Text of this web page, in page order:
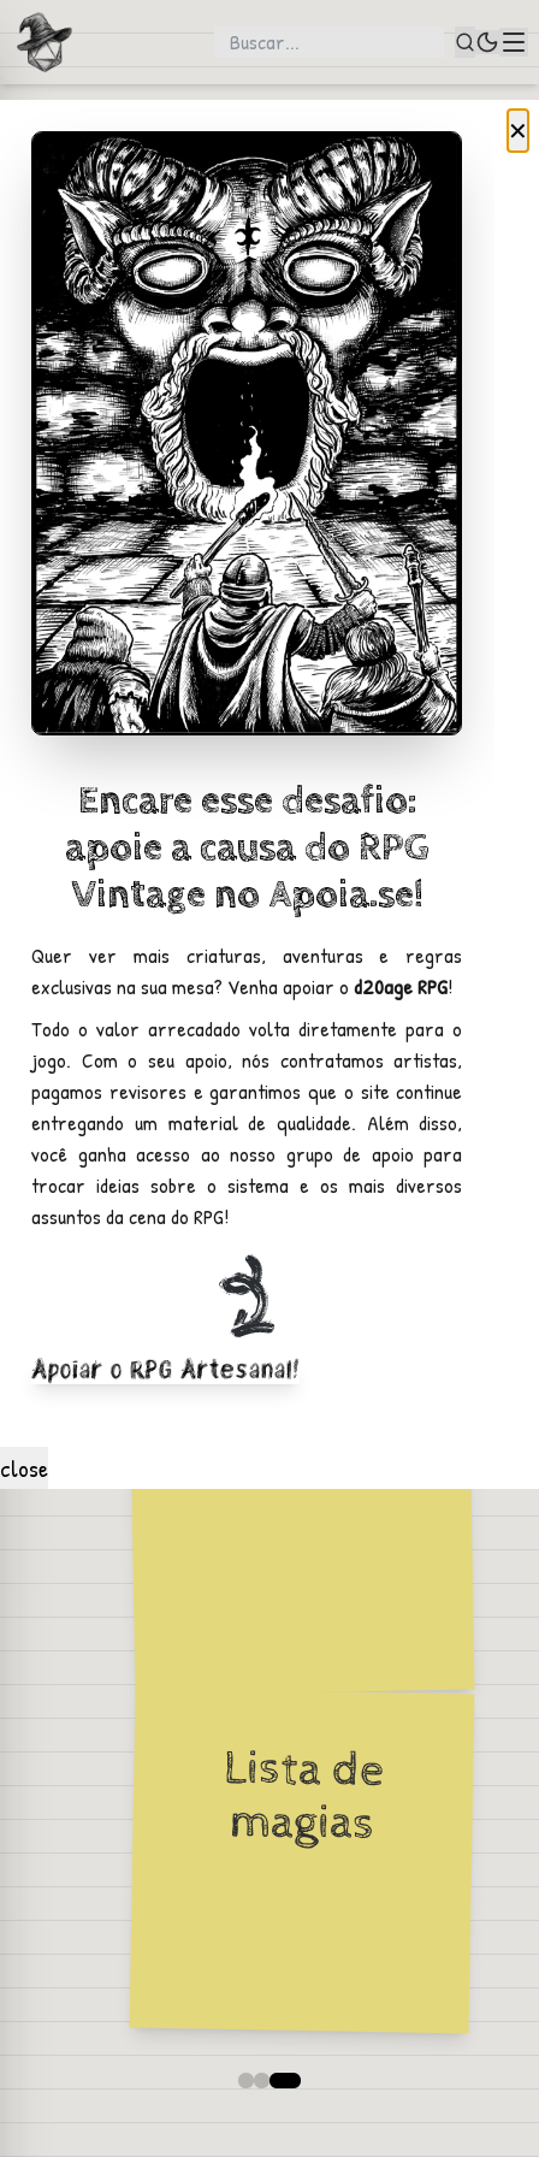
Salve, salve!
Este site é uma SRD (Sistema de Referência do
Documento) do Livro Básico ded20age RPG
Materiais Adicionais chancelados por Quiral
Alquimista. Clique emSobrepara mais informações
Adquira mais XPclicando aqui!
Índice Rápido
Encantar
criaturas
Lista de
magias
✕
Encare esse desafio:
apoie a causa do RPG
Vintage no Apoia.se!
Quer ver mais criaturas, aventuras e regras
exclusivas na sua mesa? Venha apoiar od20age RPG!
Todo o valor arrecadado volta diretamente para o
jogo. Com o seu apoio, nós contratamos artistas,
pagamos revisores e garantimos que o site continue
entregando um material de qualidade. Além disso,
você ganha acesso ao nosso grupo de apoio para
trocar ideias sobre o sistema e os mais diversos
assuntos da cena do RPG!
Apoiar o RPG Artesanal!
close